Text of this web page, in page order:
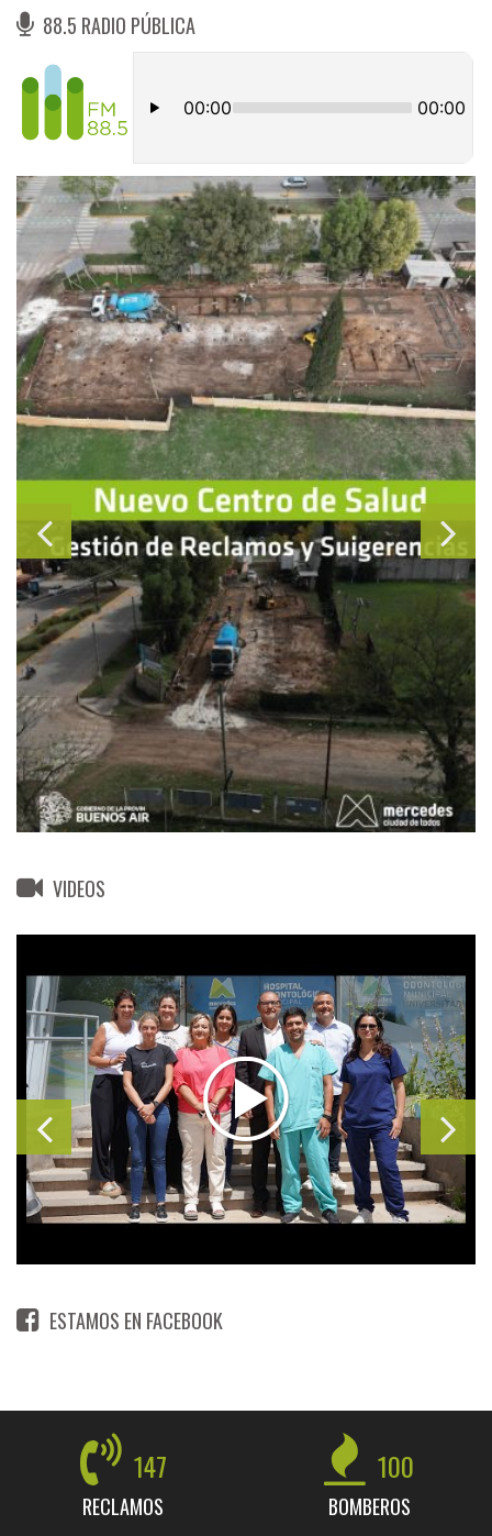
88.5 RADIO PÚBLICA
VIDEOS
ESTAMOS EN FACEBOOK
147
RECLAMOS
100
BOMBEROS